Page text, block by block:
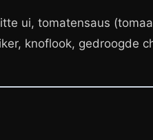
ui, tomatensaus
knoflook, gedroogde